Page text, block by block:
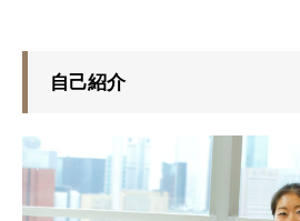
自己紹介